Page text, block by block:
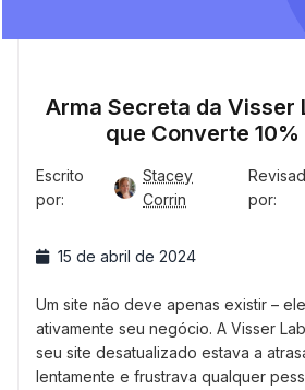
Arma Secreta da Visser
que Converte
Escrito
por:
Stacey
Corrin
por:
15 de abril de 2024
Um site não deve apenas existir –
ativamente seu negócio. A Visser
seu site desatualizado estava a
lentamente e frustrava qualquer